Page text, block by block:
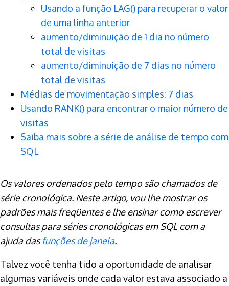
Usando a função LAG() para recuperar o valor
de uma linha anterior
aumento/diminuição de 1 dia no número
total de visitas
aumento/diminuição de 7 dias no número
total de visitas
Médias de movimentação simples: 7 dias
Usando RANK() para encontrar o maior número de
visitas
Saiba mais sobre a série de análise de tempo com
SQL
Os valores ordenados pelo tempo são chamados de
série cronológica. Neste artigo, vou lhe mostrar os
padrões mais freqüentes e lhe ensinar como escrever
consultas para séries cronológicas em SQL com a
ajuda dasfunções de janela.
Talvez você tenha tido a oportunidade de analisar
algumas variáveis onde cada valor estava associado a